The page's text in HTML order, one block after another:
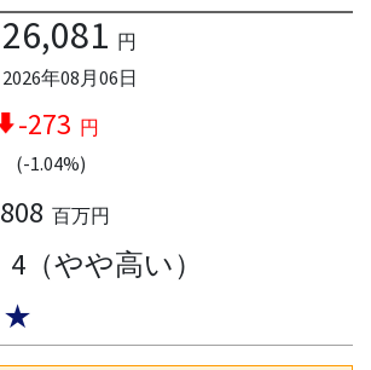
26,081 円
2026年08月06日
-273 円
(-1.04%)
808 百万円
4（やや高い）
★